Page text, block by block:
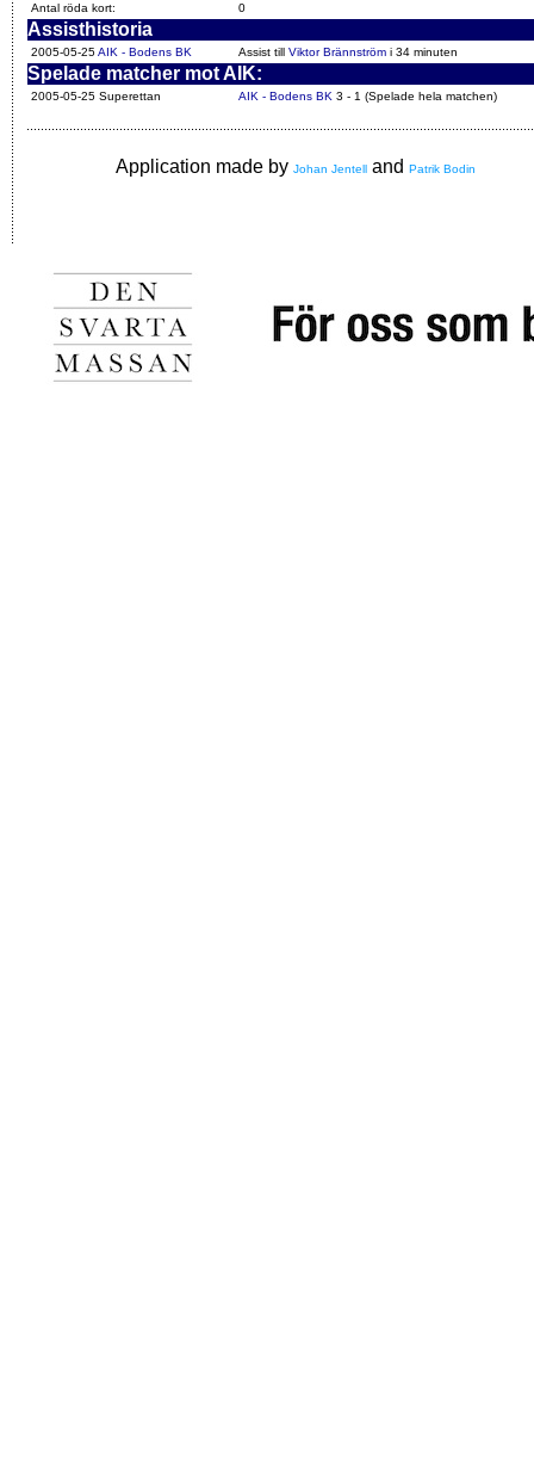
Antal röda kort:
0
Assisthistoria
2005-05-25AIK - Bodens BK Assist till Viktor Brännström i 34 minuten
Spelade matcher mot AIK:
2005-05-25 Superettan AIK - Bodens BK 3 - 1 (Spelade hela matchen)
Application made by Johan Jentell and Patrik Bodin